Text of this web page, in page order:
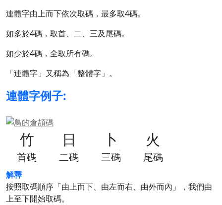
連體字由上而下依次取碼，最多取4碼。
如多於4碼，取首、二、三及尾碼。
如少於4碼，全取所有碼。
「連體字」又稱為「整體字」。
連體字例子:
竹 日 卜 火
首碼 二碼 三碼 尾碼
解釋
按照取碼順序「由上而下、由左而右、由外而內」，我們由
上至下開始取碼。